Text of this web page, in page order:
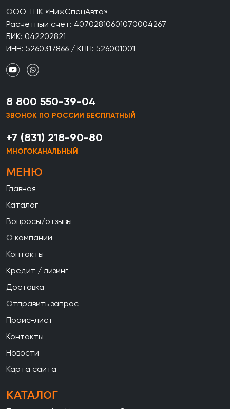
ООО ТПК «НижСпецАвто»
Расчетный счет: 40702810601070004267
БИК: 042202821
ИНН: 5260317866 / КПП: 526001001
8 800 550-39-04
ЗВОНОК ПО РОССИИ БЕСПЛАТНЫЙ
+7 (831) 218-90-80
МНОГОКАНАЛЬНЫЙ
МЕНЮ
Главная
Каталог
Вопросы/отзывы
О компании
Контакты
Кредит / лизинг
Доставка
Отправить запрос
Прайс-лист
Контакты
Новости
Карта сайта
КАТАЛОГ